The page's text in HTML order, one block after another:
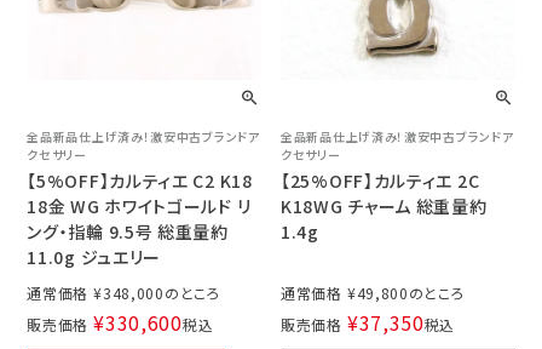
全品新品仕上げ済み！激安中古ブランドア
クセサリー
【5%OFF】カルティエ C2 K18
18金 WG ホワイトゴールド リ
ング・指輪 9.5号 総重量約
11.0g ジュエリー
通常価格 ¥348,000
販売価格 ¥330,600税込
全品新品仕上げ済み！激安中古ブランドア
クセサリー
【25%OFF】カルティエ 2C
K18WG チャーム 総重量約
1.4g
通常価格 ¥49,800
販売価格 ¥37,350税込